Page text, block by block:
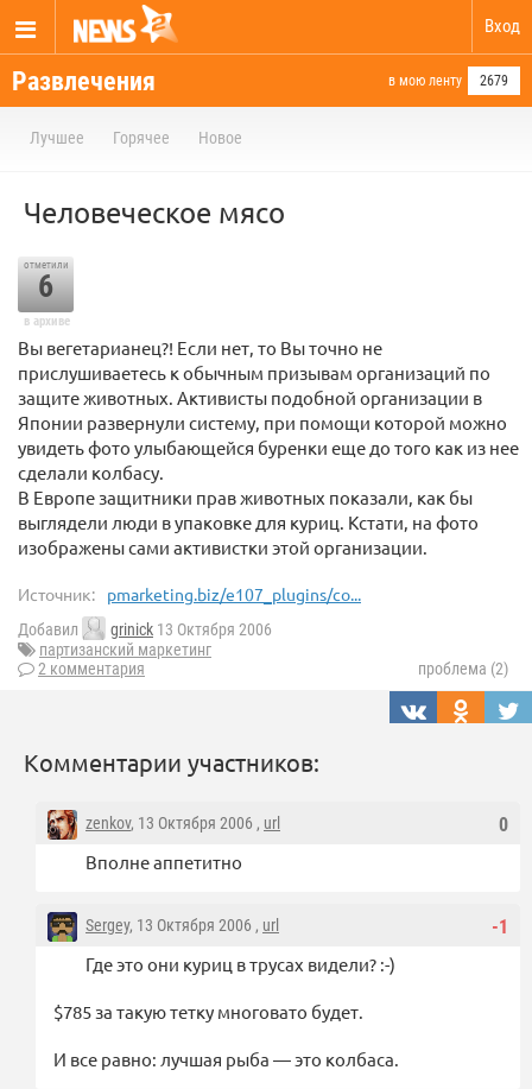
Вход
Развлечения в мою ленту 2679
Лучшее Горячее Новое
Человеческое мясо
отметили
6
в архиве
Вы вегетарианец?! Если нет, то Вы точно не
прислушиваетесь к обычным призывам организаций по
защите животных. Активисты подобной организации в
Японии развернули систему, при помощи которой можно
увидеть фото улыбающейся буренки еще до того как из нее
сделали колбасу.
В Европе защитники прав животных показали, как бы
выглядели люди в упаковке для куриц. Кстати, на фото
изображены сами активистки этой организации.
Источник: pmarketing.biz/e107_plugins/co...
Добавил grinick 13 Октября 2006
партизанский маркетинг
2 комментария
проблема (2)
Комментарии участников:
0
zenkov, 13 Октября 2006 , url
Вполне аппетитно
-1
Sergey, 13 Октября 2006 , url
Где это они куриц в трусах видели? :-)
$785 за такую тетку многовато будет.
И все равно: лучшая рыба — это колбаса.